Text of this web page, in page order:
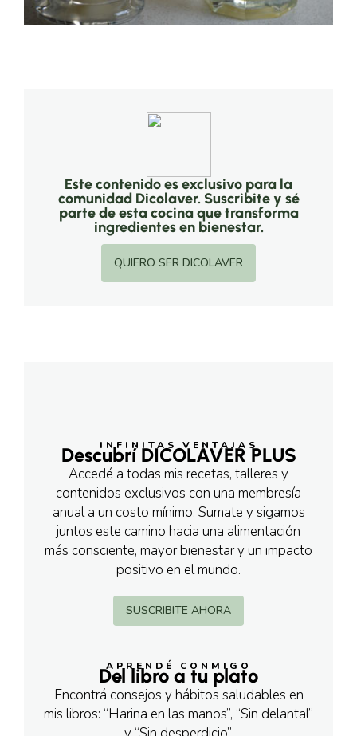
Este contenido es exclusivo para la
comunidad Dicolaver. Suscribite y sé
parte de esta cocina que transforma
ingredientes en bienestar.
QUIERO SER DICOLAVER
INFINITAS VENTAJAS
Descubrí DICOLAVER PLUS
Accedé a todas mis recetas, talleres y
contenidos exclusivos con una membresía
anual a un costo mínimo. Sumate y sigamos
juntos este camino hacia una alimentación
más consciente, mayor bienestar y un impacto
positivo en el mundo.
SUSCRIBITE AHORA
APRENDÉ CONMIGO
Del libro a tu plato
Encontrá consejos y hábitos saludables en
mis libros: “Harina en las manos”, “Sin delantal”